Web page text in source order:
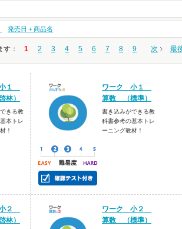
発売日＋商品名
す ： 1 2 3 4 5 6 7 8 9 次 最
１
林）
きる教
本トレ
！
ワーク 小１
算数 （標準）
書き込みができる教
科書参考の基本トレ
ーニング教材！
２
林）
ワーク 小２
算数 （標準）